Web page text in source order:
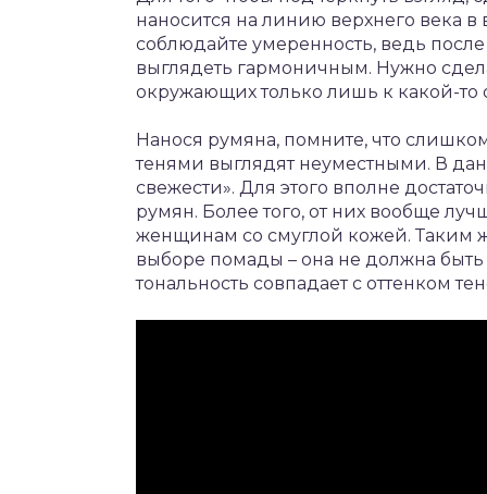
наносится на линию верхнего века
соблюдайте умеренность, ведь
выглядеть гармоничным. Нужно
окружающих только лишь к какой-то
Нанося румяна, помните, что
тенями выглядят неуместными. В
свежести». Для этого вполне
румян. Более того, от них вообще
женщинам со смуглой кожей. Таким
выборе помады – она не должна
тональность совпадает с оттенком